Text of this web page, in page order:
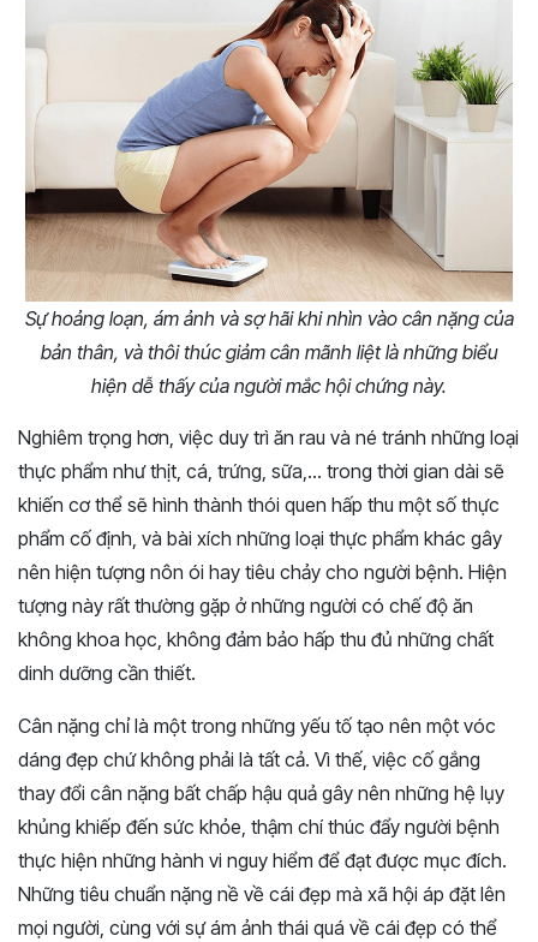
Sự hoảng loạn, ám ảnh và sợ hãi khi nhìn vào cân nặng của
bản thân, và thôi thúc giảm cân mãnh liệt là những biểu
hiện dễ thấy của người mắc hội chứng này.
Nghiêm trọng hơn, việc duy trì ăn rau và né tránh những loại
thực phẩm như thịt, cá, trứng, sữa,… trong thời gian dài sẽ
khiến cơ thể sẽ hình thành thói quen hấp thu một số thực
phẩm cố định, và bài xích những loại thực phẩm khác gây
nên hiện tượng nôn ói hay tiêu chảy cho người bệnh. Hiện
tượng này rất thường gặp ở những người có chế độ ăn
không khoa học, không đảm bảo hấp thu đủ những chất
dinh dưỡng cần thiết.
Cân nặng chỉ là một trong những yếu tố tạo nên một vóc
dáng đẹp chứ không phải là tất cả. Vì thế, việc cố gắng
thay đổi cân nặng bất chấp hậu quả gây nên những hệ lụy
khủng khiếp đến sức khỏe, thậm chí thúc đẩy người bệnh
thực hiện những hành vi nguy hiểm để đạt được mục đích.
Những tiêu chuẩn nặng nề về cái đẹp mà xã hội áp đặt lên
mọi người, cùng với sự ám ảnh thái quá về cái đẹp có thể